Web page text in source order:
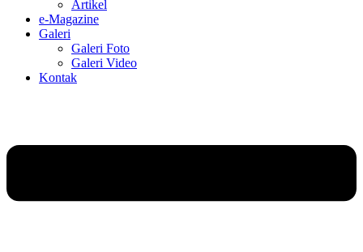
Artikel
e-Magazine
Galeri
Galeri Foto
Galeri Video
Kontak